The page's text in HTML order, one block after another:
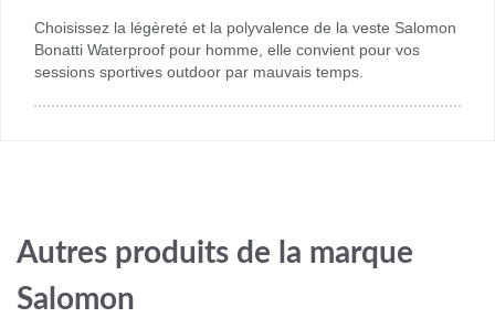
Choisissez la légèreté et la polyvalence de la veste Salomon
Bonatti Waterproof pour homme, elle convient pour vos
sessions sportives outdoor par mauvais temps.
Autres produits de la marque
Salomon